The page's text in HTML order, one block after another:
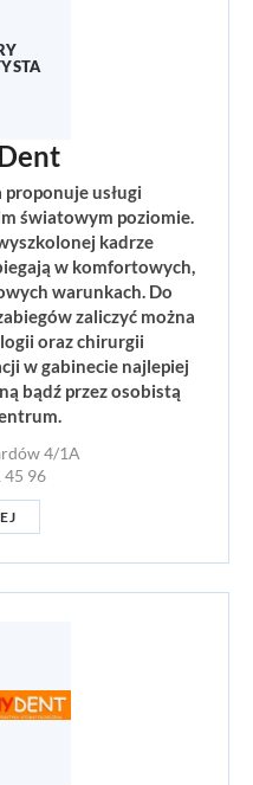
usługi
światowym poziomie.
kadrze
w komfortowych,
warunkach. Do
zaliczyć można
oraz chirurgii
w gabinecie najlepiej
bądź przez osobistą
4/1A
45 96